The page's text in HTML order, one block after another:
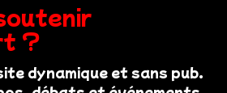
?
dynamique et sans pub.